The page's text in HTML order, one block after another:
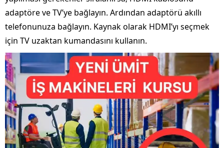
adaptöre ve TV’ye bağlayın. Ardından adaptörü akıllı
telefonunuza bağlayın. Kaynak olarak HDMI’yı seçmek
için TV uzaktan kumandasını kullanın.